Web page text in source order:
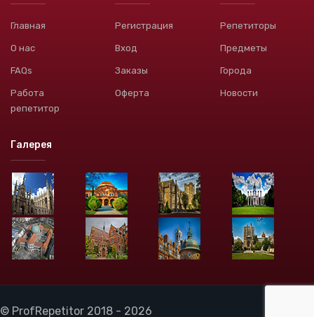
Главная
О нас
FAQs
Работа
репетитор
Регистрация
Вход
Заказы
Оферта
Репетиторы
Предметы
Города
Новости
Галерея
© ProfRepetitor 2018 - 2026